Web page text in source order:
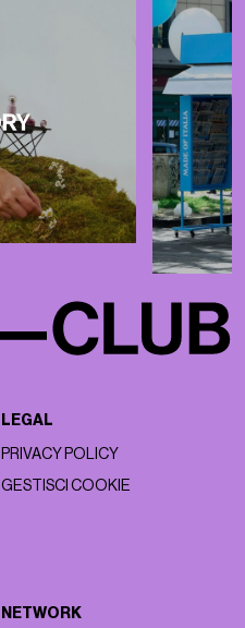
LEGAL
PRIVACY POLICY
GESTISCI COOKIE
NETWORK